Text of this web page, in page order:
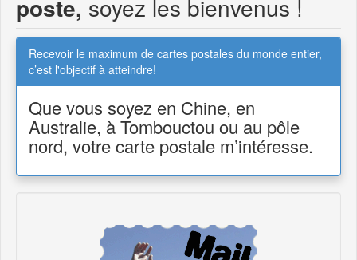
poste, soyez les bienvenus !
Recevoir le maximum de cartes postales du monde entier,
c’est l'objectif à atteindre!
Que vous soyez en Chine, en
Australie, à Tombouctou ou au pôle
nord, votre carte postale m’intéresse.